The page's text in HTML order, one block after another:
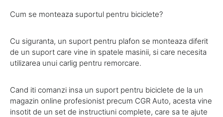
Cum se monteaza suportul pentru biciclete?
Cu siguranta, un suport pentru plafon se monteaza diferit
de un suport care vine in spatele masinii, si care necesita
utilizarea unui carlig pentru remorcare.
Cand iti comanzi insa un suport pentru biciclete de la un
magazin online profesionist precum CGR Auto, acesta vine
insotit de un set de instructiuni complete, care sa te ajute